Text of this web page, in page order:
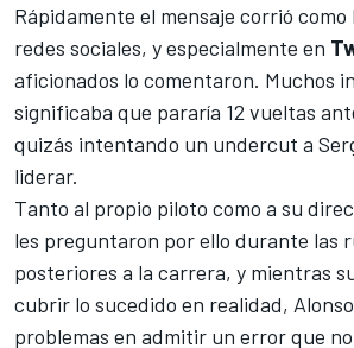
Rápidamente el mensaje corrió como
redes sociales, y especialmente en
aficionados lo comentaron. Muchos
significaba que pararía 12 vueltas
quizás intentando un undercut a
liderar.
Tanto al propio piloto como a su
les preguntaron por ello durante las
posteriores a la carrera, y mientras
cubrir lo sucedido en realidad,
problemas en admitir un error que